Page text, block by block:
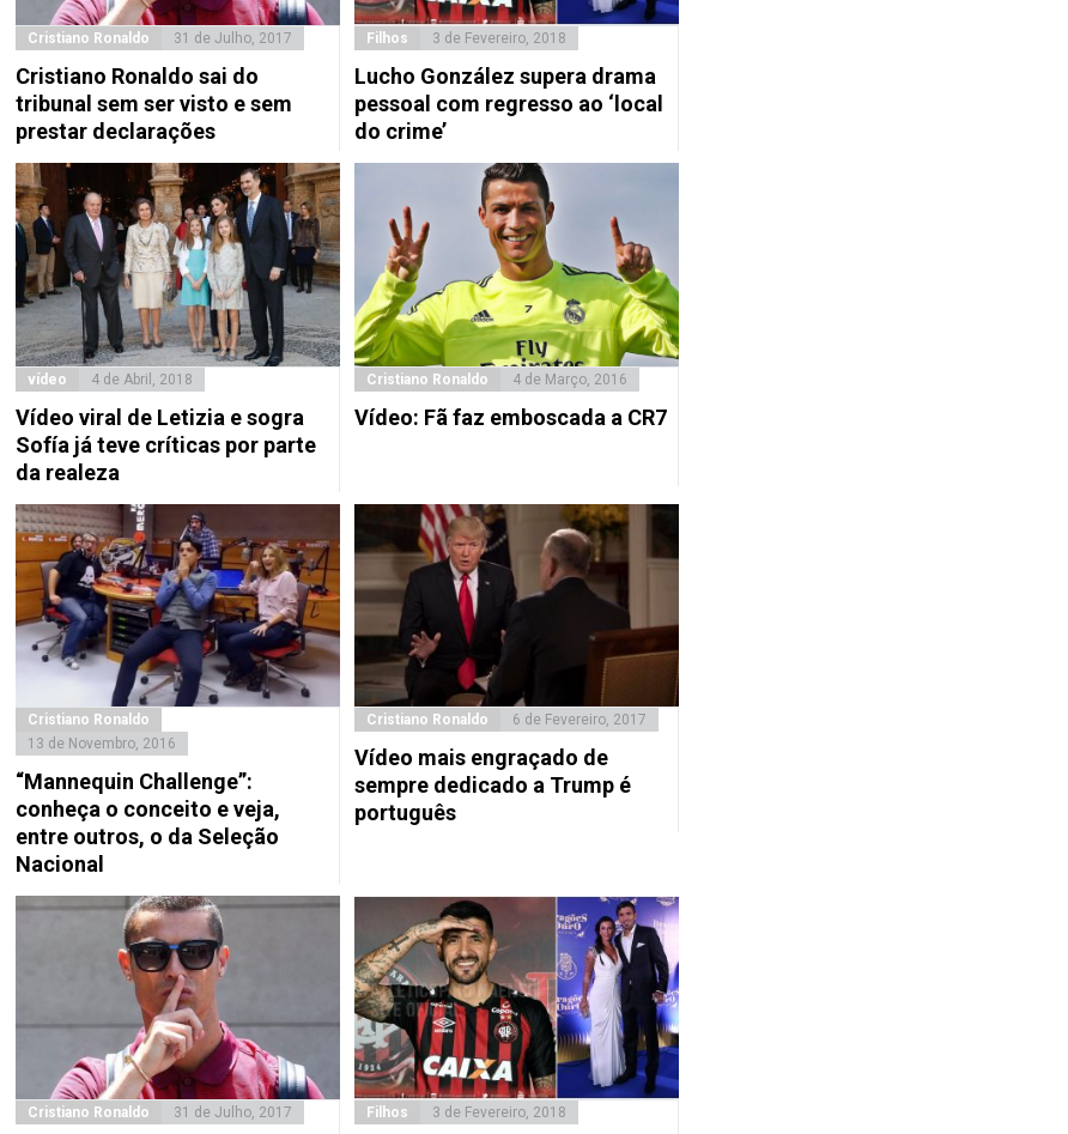
Cristiano Ronaldo 31 de Julho, 2017
Cristiano Ronaldo sai do
tribunal sem ser visto e sem
prestar declarações
Filhos 3 de Fevereiro, 2018
Lucho González supera drama
pessoal com regresso ao ‘local
do crime’
vídeo 4 de Abril, 2018
Vídeo viral de Letizia e sogra
Sofía já teve críticas por parte
da realeza
Cristiano Ronaldo 4 de Março, 2016
Vídeo: Fã faz emboscada a CR7
Cristiano Ronaldo
13 de Novembro, 2016
“Mannequin Challenge”:
conheça o conceito e veja,
entre outros, o da Seleção
Nacional
Cristiano Ronaldo 6 de Fevereiro, 2017
Vídeo mais engraçado de
sempre dedicado a Trump é
português
Cristiano Ronaldo 31 de Julho, 2017 Filhos 3 de Fevereiro, 2018